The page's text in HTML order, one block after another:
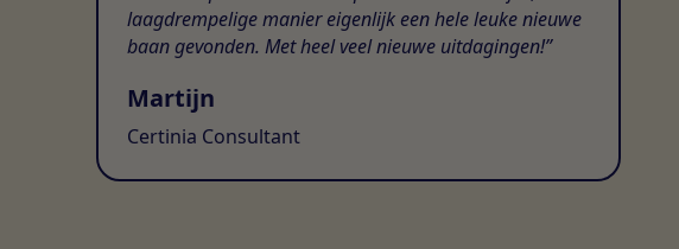
laagdrempelige manier eigenlijk een hele leuke nieuwe
baan gevonden. Met heel veel nieuwe uitdagingen!
Martijn
Certinia Consultant